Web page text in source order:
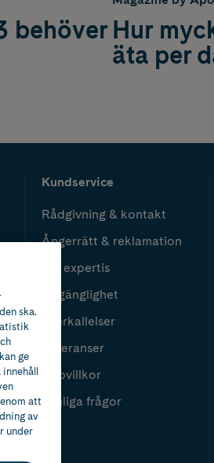
behöver Hur
äta per
Kundservice
Rådgivning & kontakt
Ångerrätt & reklamation
Vår expertis
Tillgänglighet
Återkallelser
Leveranser
Köpvillkor
Vanliga frågor
ska.
ge
innehåll
att
av
under